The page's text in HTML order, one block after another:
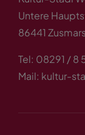
Untere
86441
Tel: 08291 / 8
Mail: kultur-